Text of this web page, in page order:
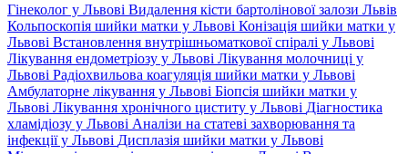
Гінеколог у Львові Видалення кісти бартолінової залози Львів
Кольпоскопія шийки матки у Львові Конізація шийки матки у
Львові Встановлення внутрішньоматкової спіралі у Львові
Лікування ендометріозу у Львові Лікування молочниці у
Львові Радіохвильова коагуляція шийки матки у Львові
Амбулаторне лікування у Львові Біопсія шийки матки у
Львові Лікування хронічного циститу у Львові Діагностика
хламідіозу у Львові Аналізи на статеві захворювання та
інфекції у Львові Дисплазія шийки матки у Львові